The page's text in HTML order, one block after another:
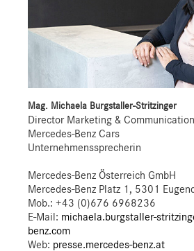
Mag. Michaela Burgstaller-Stritzinger
Director Marketing &
Mercedes-Benz Cars
Unternehmenssprecherin
Mercedes-Benz Österreich GmbH
Mercedes-Benz Platz 1, 5301
Mob.: +43 (0)676 6968236
E-Mail: michaela.burgstaller-
benz.com
Web: presse.mercedes-benz.at